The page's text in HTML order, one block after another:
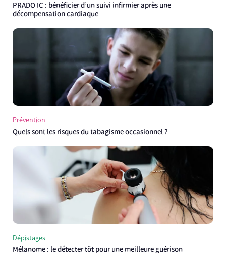
PRADO IC : bénéficier d’un suivi infirmier après une
décompensation cardiaque
Prévention
Quels sont les risques du tabagisme occasionnel ?
Dépistages
Mélanome : le détecter tôt pour une meilleure guérison